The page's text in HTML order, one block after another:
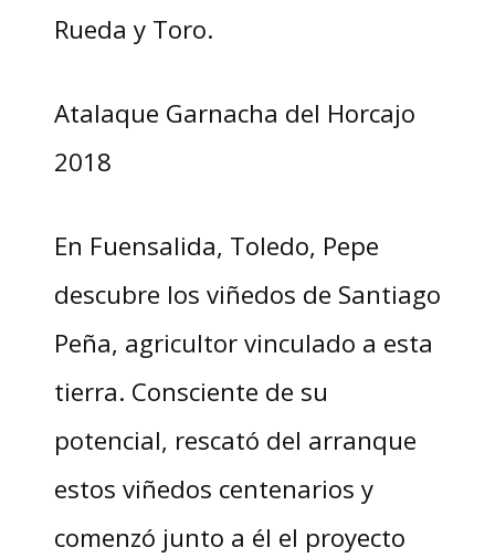
Rueda y Toro.
Atalaque Garnacha del Horcajo
2018
En Fuensalida, Toledo, Pepe
descubre los viñedos de Santiago
Peña, agricultor vinculado a esta
tierra. Consciente de su
potencial, rescató del arranque
estos viñedos centenarios y
comenzó junto a él el proyecto